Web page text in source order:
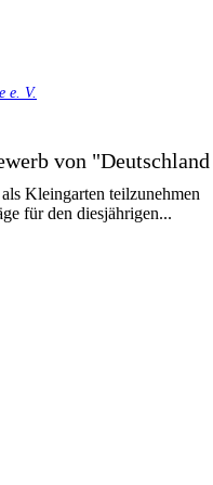
e. V.
von
als Kleingarten
für den diesjährigen...